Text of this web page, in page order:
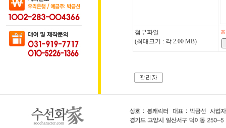
첨부파일
(최대크기 : 각 2.00 MB)
※